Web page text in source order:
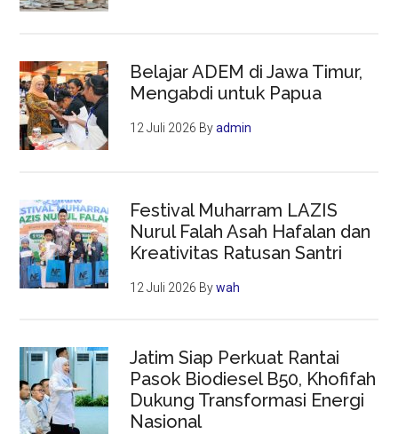
Belajar ADEM di Jawa Timur,
Mengabdi untuk Papua
12 Juli 2026 Byadmin
Festival Muharram LAZIS
Nurul Falah Asah Hafalan dan
Kreativitas Ratusan Santri
12 Juli 2026 Bywah
Jatim Siap Perkuat Rantai
Pasok Biodiesel B50, Khofifah
Dukung Transformasi Energi
Nasional